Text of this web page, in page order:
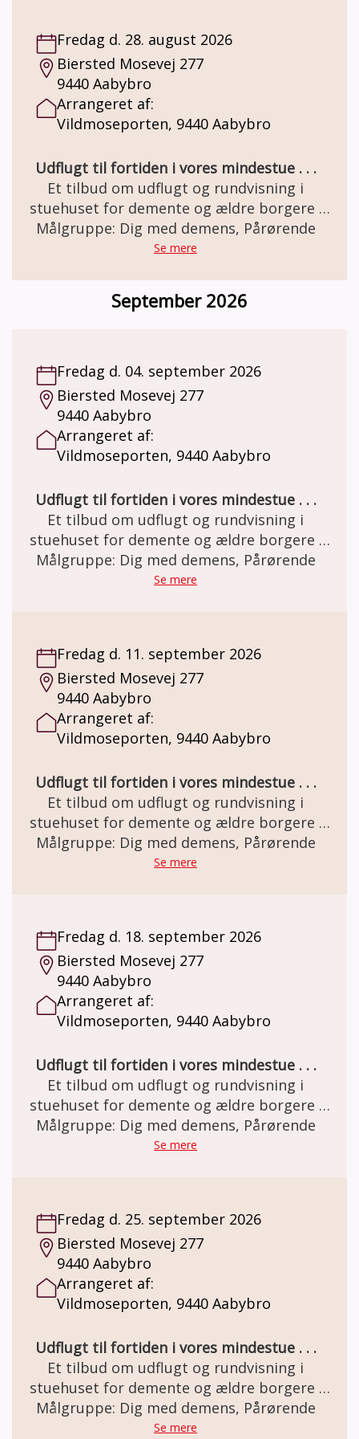
MELSEN Fonden.
Fredag d. 28. august 2026
Biersted Mosevej 277
9440 Aabybro
Arrangeret af:
Vildmoseporten, 9440 Aabybro
Udflugt til fortiden i vores mindestue . . .
Et tilbud om udflugt og rundvisning i
stuehuset for demente og ældre borgere .
Den gamle staldgård er totalrenoveret og
indrettet som besøgs- og oplevelsescenter.
Målgruppe: Dig med demens, Pårørende
Se mere
September 2026
Fredag d. 04. september 2026
Biersted Mosevej 277
9440 Aabybro
Arrangeret af:
Vildmoseporten, 9440 Aabybro
Udflugt til fortiden i vores mindestue . . .
Et tilbud om udflugt og rundvisning i
stuehuset for demente og ældre borgere .
Den gamle staldgård er totalrenoveret og
indrettet som besøgs- og oplevelsescenter.
MELSEN Fonden.
Målgruppe: Dig med demens, Pårørende
Se mere
Fredag d. 11. september 2026
Biersted Mosevej 277
9440 Aabybro
Arrangeret af:
Vildmoseporten, 9440 Aabybro
Udflugt til fortiden i vores mindestue . . .
Et tilbud om udflugt og rundvisning i
stuehuset for demente og ældre borgere .
Den gamle staldgård er totalrenoveret og
indrettet som besøgs- og oplevelsescenter.
MELSEN Fonden.
Målgruppe: Dig med demens, Pårørende
Se mere
Fredag d. 18. september 2026
Biersted Mosevej 277
9440 Aabybro
Arrangeret af:
Vildmoseporten, 9440 Aabybro
Udflugt til fortiden i vores mindestue . . .
Et tilbud om udflugt og rundvisning i
stuehuset for demente og ældre borgere .
Den gamle staldgård er totalrenoveret og
indrettet som besøgs- og oplevelsescenter.
MELSEN Fonden.
Målgruppe: Dig med demens, Pårørende
Se mere
Fredag d. 25. september 2026
Biersted Mosevej 277
9440 Aabybro
Arrangeret af:
Vildmoseporten, 9440 Aabybro
Udflugt til fortiden i vores mindestue . . .
Et tilbud om udflugt og rundvisning i
stuehuset for demente og ældre borgere .
Den gamle staldgård er totalrenoveret og
indrettet som besøgs- og oplevelsescenter.
Målgruppe: Dig med demens, Pårørende
Se mere